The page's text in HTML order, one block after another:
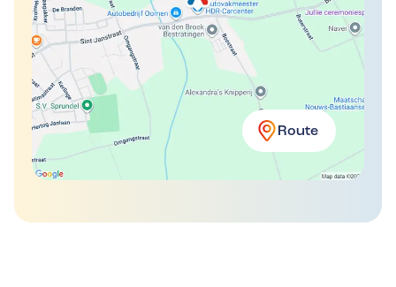
Route